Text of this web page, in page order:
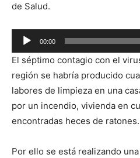
de Salud.
Reproductor
de
audio
00:00
El séptimo contagio con el
región se habría producido
labores de limpieza en una
por un incendio, vivienda en
encontradas heces de ratones.
Por ello se está realizando